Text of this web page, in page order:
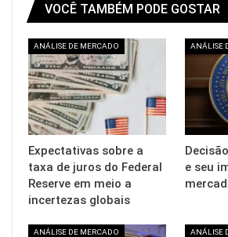
VOCÊ TAMBÉM PODE GOSTAR
ANÁLISE DE MERCADO
Expectativas sobre a
taxa de juros do Federal
Reserve em meio a
incertezas globais
ANÁLISE
e seu
ANÁLISE DE MERCADO ANÁLISE